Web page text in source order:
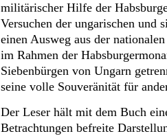
militärischer Hilfe der
Versuchen der ungarischen und
einen Ausweg aus der
im Rahmen der
Siebenbürgen von Ungarn
seine volle Souveränität für
Der Leser hält mit dem Buch
Betrachtungen befreite